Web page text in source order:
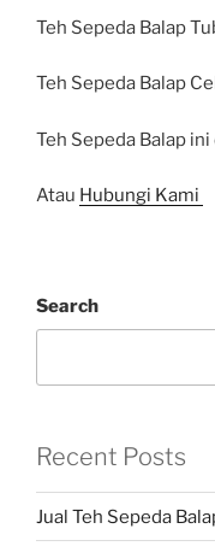
Teh Sepeda Balap
Teh Sepeda Balap
Teh Sepeda Balap
Atau Hubungi Kami
Search
Recent Posts
Jual Teh Sepeda